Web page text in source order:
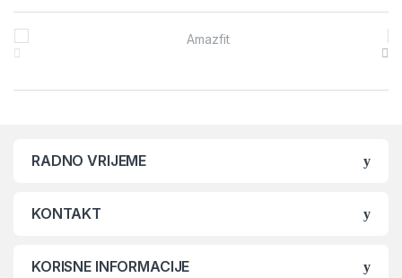
Brands Carousel
RADNO VRIJEME
KONTAKT
KORISNE INFORMACIJE